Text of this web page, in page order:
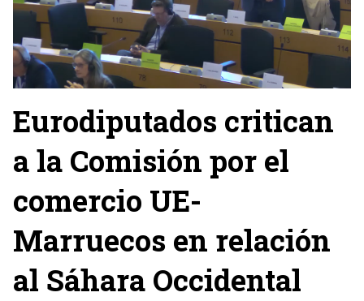
Eurodiputados critican
a la Comisión por el
comercio UE-
Marruecos en relación
al Sáhara Occidental